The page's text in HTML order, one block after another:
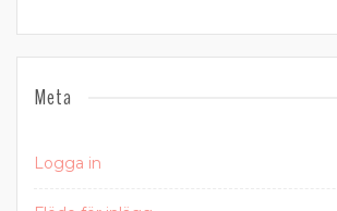
Meta
Logga in